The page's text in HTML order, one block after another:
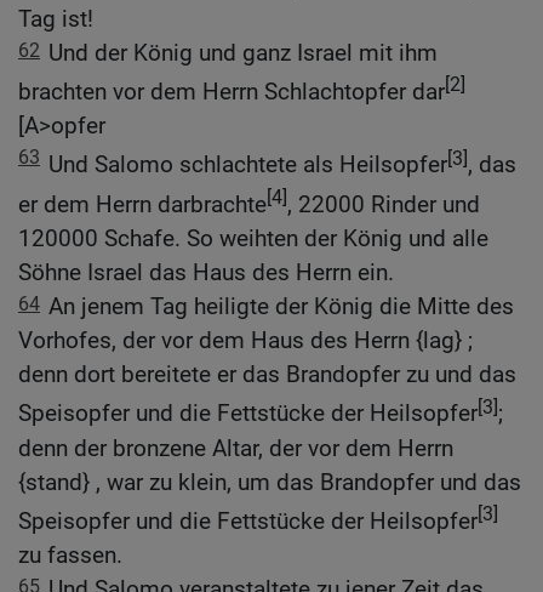
Tag ist!
62 Und der König und ganz Israel mit ihm
brachten vor dem Herrn Schlachtopfer dar[2]
[A>opfer
63 Und Salomo schlachtete als Heilsopfer[3], das
er dem Herrn darbrachte[4], 22000 Rinder und
120000 Schafe. So weihten der König und alle
Söhne Israel das Haus des Herrn ein.
64 An jenem Tag heiligte der König die Mitte des
Vorhofes, der vor dem Haus des Herrn {lag} ;
denn dort bereitete er das Brandopfer zu und das
Speisopfer und die Fettstücke der Heilsopfer[3];
denn der bronzene Altar, der vor dem Herrn
{stand} , war zu klein, um das Brandopfer und das
Speisopfer und die Fettstücke der Heilsopfer[3]
zu fassen.
65